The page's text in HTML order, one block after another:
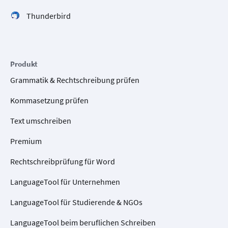
Thunderbird
Produkt
Grammatik & Rechtschreibung prüfen
Kommasetzung prüfen
Text umschreiben
Premium
Rechtschreibprüfung für Word
LanguageTool für Unternehmen
LanguageTool für Studierende & NGOs
LanguageTool beim beruflichen Schreiben